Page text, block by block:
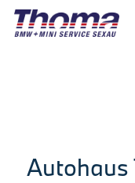
Autohaus